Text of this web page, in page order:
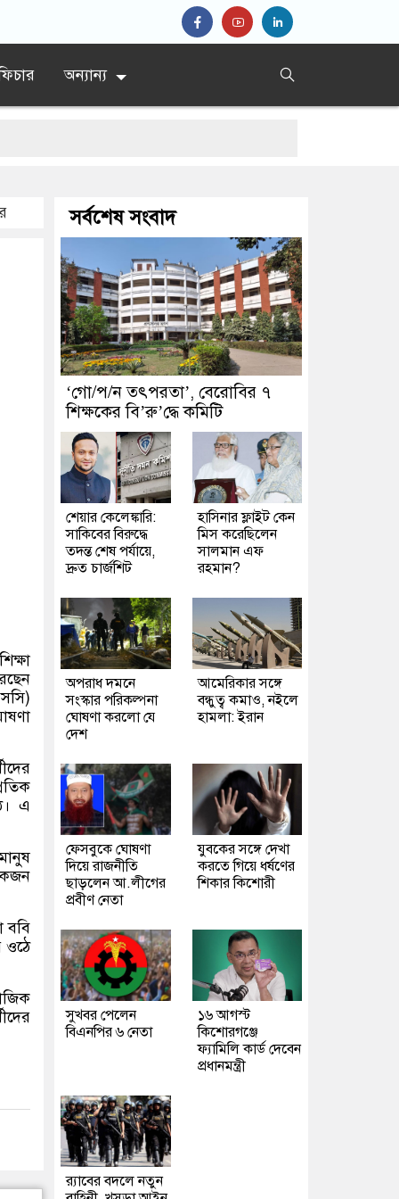
অন্যান্য
এ
ববি
ওঠে
সর্বশেষ সংবাদ
‘গো/প/ন তৎপরতা’, বেরোবির ৭
শিক্ষকের বি’রু’দ্ধে কমিটি
শেয়ার কেলেঙ্কারি:
সাকিবের বিরুদ্ধে
তদন্ত শেষ পর্যায়ে,
দ্রুত চার্জশিট
হাসিনার ফ্লাইট কেন
মিস করেছিলেন
সালমান এফ
রহমান?
অপরাধ দমনে
সংস্কার পরিকল্পনা
ঘোষণা করলো যে
দেশ
আমেরিকার সঙ্গে
বন্ধুত্ব কমাও, নইলে
হামলা: ইরান
ফেসবুকে ঘোষণা
দিয়ে রাজনীতি
ছাড়লেন আ.লীগের
প্রবীণ নেতা
যুবকের সঙ্গে দেখা
করতে গিয়ে ধর্ষণের
শিকার কিশোরী
সুখবর পেলেন
বিএনপির ৬ নেতা
১৬ আগস্ট
কিশোরগঞ্জে
ফ্যামিলি কার্ড দেবেন
প্রধানমন্ত্রী
র‍্যাবের বদলে নতুন